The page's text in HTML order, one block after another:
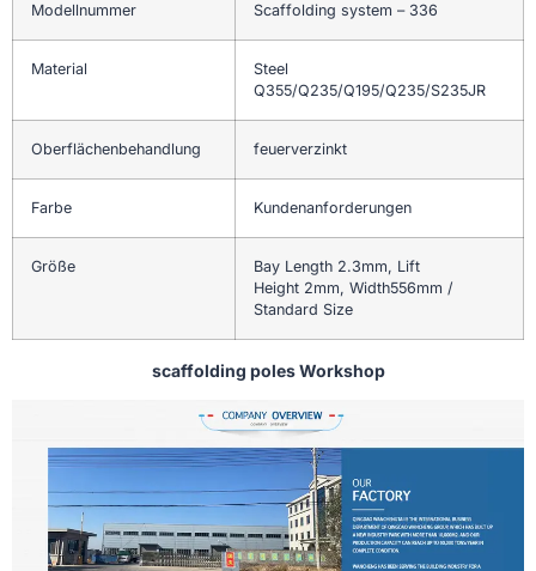
Modellnummer Scaffolding system – 336
Material
Steel
Q355/Q235/Q195/Q235/S235JR
Oberflächenbehandlung feuerverzinkt
Farbe Kundenanforderungen
Größe
Bay Length 2.3mm, Lift
Height 2mm, Width556mm /
Standard Size
scaffolding poles Workshop